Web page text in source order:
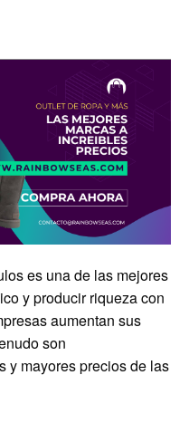
es una de las mejores
y producir riqueza con
aumentan sus
son
y mayores precios de las